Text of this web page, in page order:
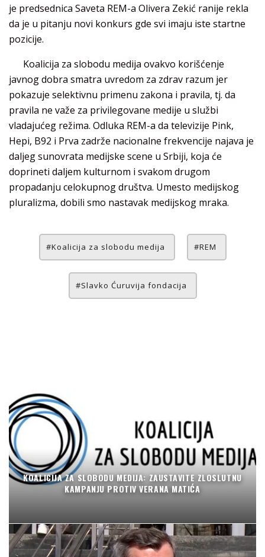
je predsednica Saveta REM-a Olivera Zekić ranije rekla
da je u pitanju novi konkurs gde svi imaju iste startne
pozicije.
Koalicija za slobodu medija ovakvo korišćenje
javnog dobra smatra uvredom za zdrav razum jer
pokazuje selektivnu primenu zakona i pravila, tj. da
pravila ne važe za privilegovane medije u službi
vladajućeg režima. Odluka REM-a da televizije Pink,
Hepi, B92 i Prva zadrže nacionalne frekvencije najava je
daljeg sunovrata medijske scene u Srbiji, koja će
doprineti daljem kulturnom i svakom drugom
propadanju celokupnog društva. Umesto medijskog
pluralizma, dobili smo nastavak medijskog mraka.
Koalicija za slobodu medija REM
Slavko Ćuruvija fondacija
KOALICIJA ZA SLOBODU MEDIJA: ZAUSTAVITE ZLOSLUTNU
KAMPANJU PROTIV VERANA MATIĆA